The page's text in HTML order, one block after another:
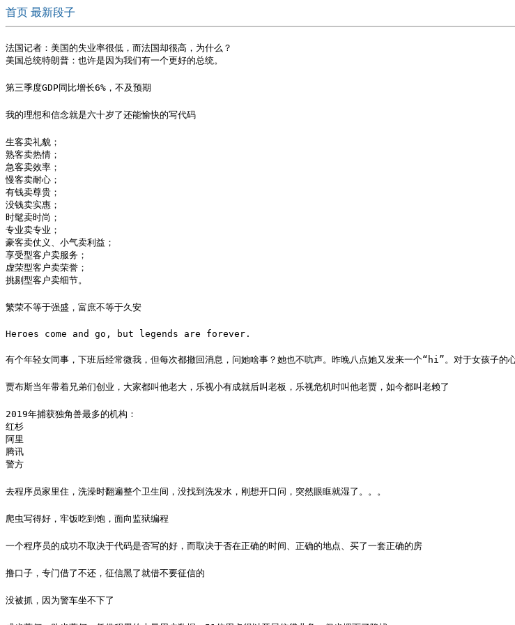
首页 最新段子
法国记者：美国的失业率很低，而法国却很高，为什么？
美国总统特朗普：也许是因为我们有一个更好的总统。
第三季度GDP同比增长6%，不及预期
我的理想和信念就是六十岁了还能愉快的写代码
生客卖礼貌；
熟客卖热情；
急客卖效率；
慢客卖耐心；
有钱卖尊贵；
没钱卖实惠；
时髦卖时尚；
专业卖专业；
豪客卖仗义、小气卖利益；
享受型客户卖服务；
虚荣型客户卖荣誉；
挑剔型客户卖细节。 ​
繁荣不等于强盛，富庶不等于久安
Heroes come and go, but legends are forever.
有个年轻女同事，下班后经常微我，但每次都撤回消息，问她啥事？她也不吭声。昨晚八点她又发来一个“hi”。对于女孩子
贾布斯当年带着兄弟们创业，大家都叫他老大，乐视小有成就后叫老板，乐视危机时叫他老贾，如今都叫老赖了
2019年捕获独角兽最多的机构：
红杉
阿里
腾讯
警方
去程序员家里住，洗澡时翻遍整个卫生间，没找到洗发水，刚想开口问，突然眼眶就湿了。。。
爬虫写得好，牢饭吃到饱，面向监狱编程
一个程序员的成功不取决于代码是否写的好，而取决于否在正确的时间、正确的地点、买了一套正确的房
撸口子，专门借了不还，征信黑了就借不要征信的
没被抓，因为警车坐不下了